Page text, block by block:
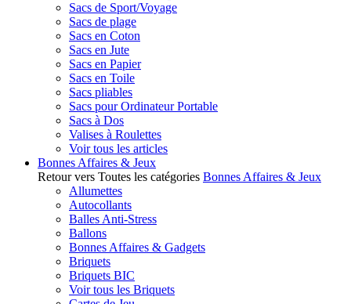
Sacs de Sport/Voyage
Sacs de plage
Sacs en Coton
Sacs en Jute
Sacs en Papier
Sacs en Toile
Sacs pliables
Sacs pour Ordinateur Portable
Sacs à Dos
Valises à Roulettes
Voir tous les articles
Bonnes Affaires & Jeux
Retour vers Toutes les catégories Bonnes Affaires & Jeux
Allumettes
Autocollants
Balles Anti-Stress
Ballons
Bonnes Affaires & Gadgets
Briquets
Briquets BIC
Voir tous les Briquets